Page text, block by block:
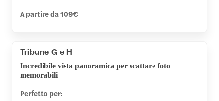
A partire da 109€
Tribune G e H
Incredibile vista panoramica per scattare foto
memorabili
Perfetto per: